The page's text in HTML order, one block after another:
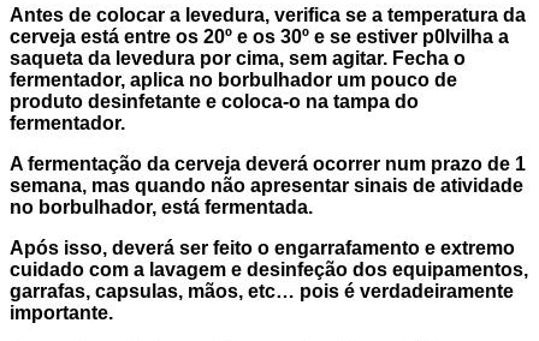
Antes de colocar a levedura, verifica se a temperatura da
cerveja está entre os 20º e os 30º e se estiver p0lvilha a
saqueta da levedura por cima, sem agitar. Fecha o
fermentador, aplica no borbulhador um pouco de
produto desinfetante e coloca-o na tampa do
fermentador.
A fermentação da cerveja deverá ocorrer num prazo de 1
semana, mas quando não apresentar sinais de atividade
no borbulhador, está fermentada.
Após isso, deverá ser feito o engarrafamento e extremo
cuidado com a lavagem e desinfeção dos equipamentos,
garrafas, capsulas, mãos, etc… pois é verdadeiramente
importante.